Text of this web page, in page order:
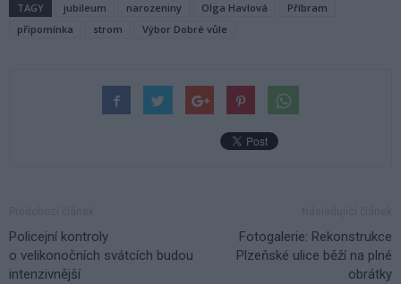
TAGY jubileum narozeniny Olga Havlová
Příbram
připomínka
strom Výbor Dobré vůle
Policejní kontroly
o velikonočních svátcích budou
intenzivnější
Fotogalerie: Rekonstrukce
Plzeňské ulice běží na plné
obrátky